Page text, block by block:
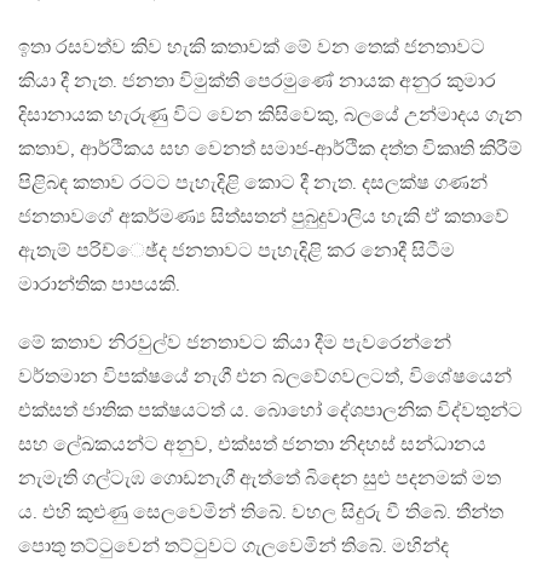
ඉතා රසවත්ව කිව හැකි කතාවක් මේ වන තෙක් ජනතාවට
කියා දී නැත. ජනතා විමුක්ති පෙරමුණේ නායක අනුර කුමාර
දිසානායක හැරුණු විට වෙන කිසිවෙකු, බලයේ උන්මාදය ගැන
කතාව, ආර්ථිකය සහ වෙනත් සමාජ-ආර්ථික දත්ත විකෘති කිරීම්
පිළිබඳ කතාව රටට පැහැදිළි කොට දී නැත. දසලක්ෂ ගණන්
ජනතාවගේ අකර්මණ්‍ය සිත්සතන් පුබුදුවාලිය හැකි ඒ කතාවේ
ඇතැම් පරිච්ෙඡ්ද ජනතාවට පැහැදිළි කර නොදී සිටීම
මාරාන්තික පාපයකි.
මේ කතාව නිරවුල්ව ජනතාවට කියා දීම පැවරෙන්නේ
වර්තමාන විපක්ෂයේ නැගී එන බලවේගවලටත්, විශේෂයෙන්
එක්සත් ජාතික පක්ෂයටත් ය. බොහෝ දේශපාලනික විද්වතුන්ට
සහ ලේඛකයන්ට අනුව, එක්සත් ජනතා නිදහස් සන්ධානය
නැමැති ගල්ටැඹ ගොඩනැගී ඇත්තේ බිඳෙන සුළු පදනමක් මත
ය. එහි කුළුණු සෙලවෙමින් තිබේ. වහල සිදුරු වී තිබේ. තීන්ත
පොතු තට්ටුවෙන් තට්ටුවට ගැලවෙමින් තිබේ. මහින්ද